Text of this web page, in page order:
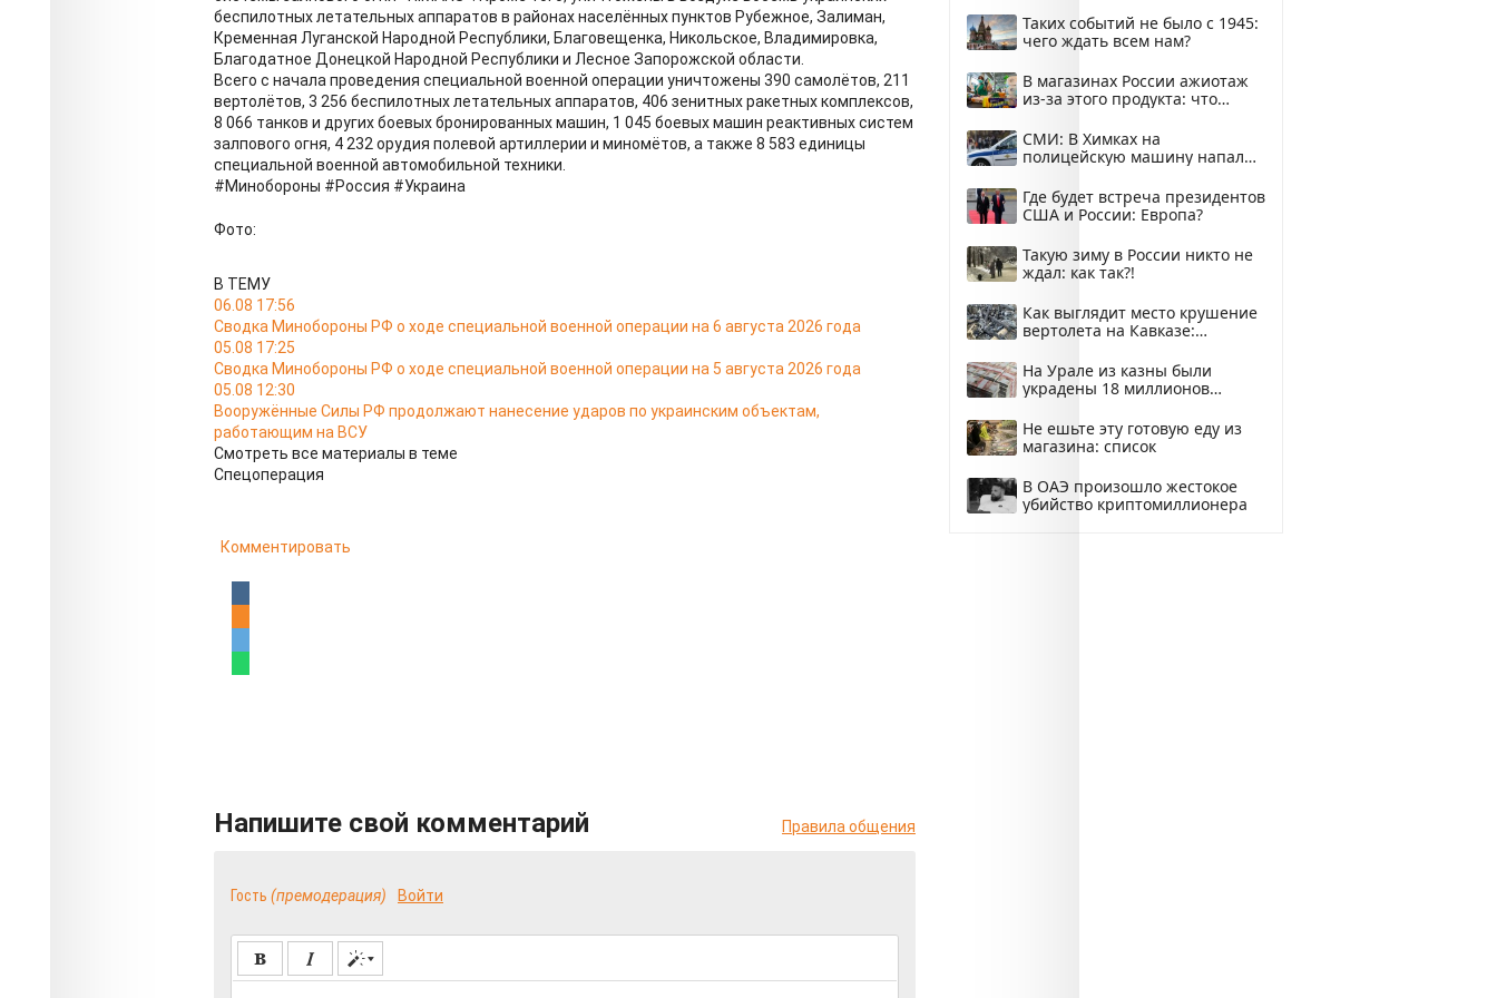
беспилотных летательных аппаратов в районах населённых пунктов Рубежное, Залиман,
Кременная Луганской Народной Республики, Благовещенка, Никольское, Владимировка,
Благодатное Донецкой Народной Республики и Лесное Запорожской области.
Всего с начала проведения специальной военной операции уничтожены 390 самолётов, 211
вертолётов, 3 256 беспилотных летательных аппаратов, 406 зенитных ракетных комплексов,
8 066 танков и других боевых бронированных машин, 1 045 боевых машин реактивных систем
залпового огня, 4 232 орудия полевой артиллерии и миномётов, а также 8 583 единицы
специальной военной автомобильной техники.
#Минобороны #Россия #Украина
Фото:
В ТЕМУ
06.08 17:56
Сводка Минобороны РФ о ходе специальной военной операции на 6 августа 2026 года
05.08 17:25
Сводка Минобороны РФ о ходе специальной военной операции на 5 августа 2026 года
05.08 12:30
Вооружённые Силы РФ продолжают нанесение ударов по украинским объектам,
работающим на ВСУ
Смотреть все материалы в теме
Спецоперация
Комментировать
Напишите свой комментарий Правила общения
Гость (премодерация) Войти
Таких событий не было с 1945:
чего ждать всем нам?
В магазинах России ажиотаж
из-за этого продукта: что
СМИ: В Химках на
полицейскую машину напали
Где будет встреча президентов
США и России: Европа?
Такую зиму в России никто не
ждал: как так?!
Как выглядит место крушение
вертолета на Кавказе:
На Урале из казны были
украдены 18 миллионов
Не ешьте эту готовую еду из
магазина: список
В ОАЭ произошло жестокое
убийство криптомиллионера